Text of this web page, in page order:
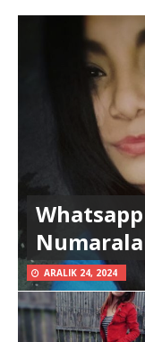
Whatsapp
ARALIK 24, 2024